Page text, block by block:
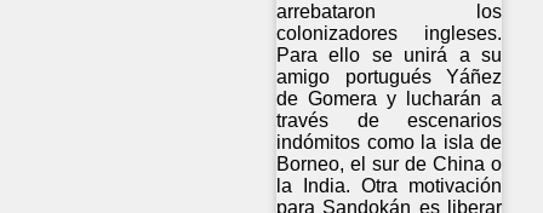
arrebataron los
colonizadores ingleses.
Para ello se unirá a su
amigo portugués Yáñez
de Gomera y lucharán a
través de escenarios
indómitos como la isla de
Borneo, el sur de China o
la India. Otra motivación
para Sandokán es liberar